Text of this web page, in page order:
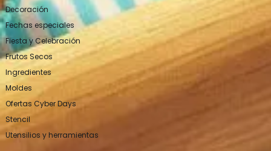
Decoración
Fechas especiales
Fiesta y Celebración
Frutos Secos
Ingredientes
Moldes
Ofertas Cyber Days
Stencil
Utensilios y herramientas